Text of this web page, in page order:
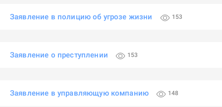
Заявление в полицию об угрозе жизни 153
Заявление о преступлении 153
Заявление в управляющую компанию 148